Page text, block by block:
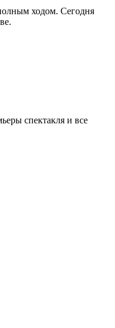
ходом. Сегодня
спектакля и все